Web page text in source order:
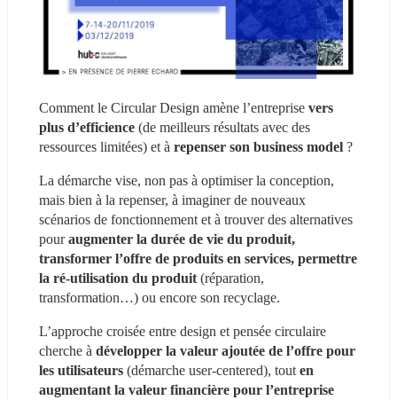
Comment le Circular Design amène l’entreprise vers
plus d’efficience (de meilleurs résultats avec des
ressources limitées) et à repenser son business model ?
La démarche vise, non pas à optimiser la conception,
mais bien à la repenser, à imaginer de nouveaux
scénarios de fonctionnement et à trouver des alternatives
pour augmenter la durée de vie du produit,
transformer l’offre de produits en services, permettre
la ré-utilisation du produit (réparation,
transformation…) ou encore son recyclage.
L’approche croisée entre design et pensée circulaire
cherche à développer la valeur ajoutée de l’offre pour
les utilisateurs (démarche user-centered), tout en
augmentant la valeur financière pour l’entreprise